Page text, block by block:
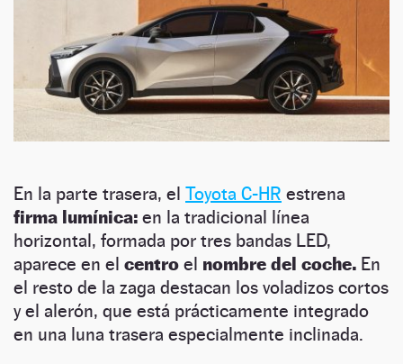
En la parte trasera, el Toyota C-HR estrena
firma lumínica: en la tradicional línea
horizontal, formada por tres bandas LED,
aparece en el centro el nombre del coche. En
el resto de la zaga destacan los voladizos cortos
y el alerón, que está prácticamente integrado
en una luna trasera especialmente inclinada.